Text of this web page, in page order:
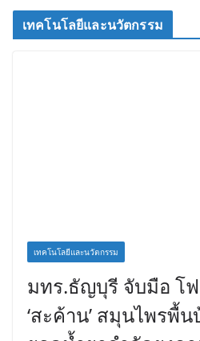
เทคโนโลยีและนวัตกรรม
เทคโนโลยีและนวัตกรรม
มทร.ธัญบุรี จับมือ โ
‘สะค้าน’ สมุนไพรพื้